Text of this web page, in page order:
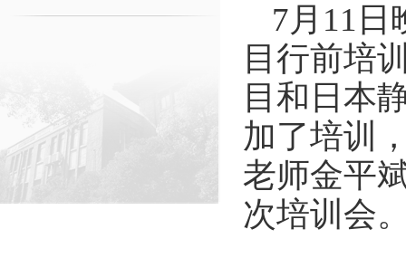
7月11日
目 行前培
目和日本
加了培训
老师金平
次培训会